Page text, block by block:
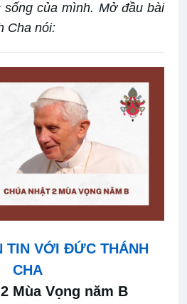
sống của mình. Mở đầu bài
Cha nói:
TIN VỚI ĐỨC THÁNH
CHA
Mùa Vọng năm B